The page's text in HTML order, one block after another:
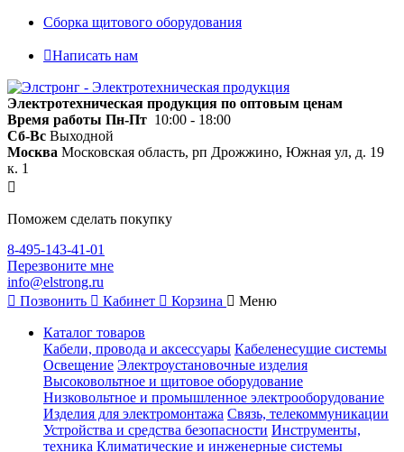
Сборка щитового оборудования
Написать нам
Электротехническая продукция по оптовым ценам
Время работы Пн-Пт 10:00 - 18:00
Сб-Вс Выходной
Москва Московская область, рп Дрожжино, Южная ул, д. 19
к. 1
Поможем сделать покупку
8-495-143-41-01
Перезвоните мне
info@elstrong.ru
Позвонить
Кабинет Корзина Меню
Каталог товаров
Кабели, провода и аксессуары Кабеленесущие системы
Освещение Электроустановочные изделия
Высоковольтное и щитовое оборудование
Низковольтное и промышленное электрооборудование
Изделия для электромонтажа Связь, телекоммуникации
Устройства и средства безопасности Инструменты,
техника Климатические и инженерные системы